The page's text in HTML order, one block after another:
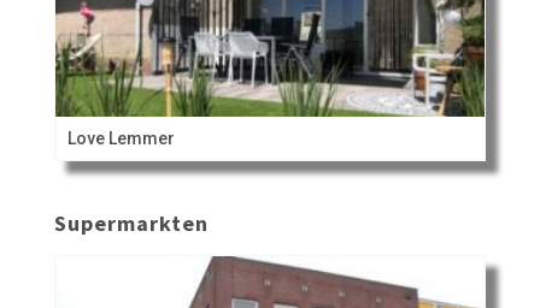
Love Lemmer
Supermarkten